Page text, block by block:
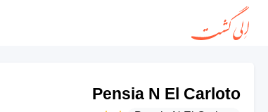
Pensia N El Carloto